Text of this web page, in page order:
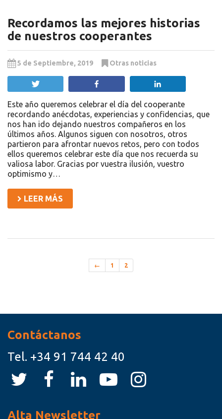
Recordamos las mejores historias
de nuestros cooperantes
5 de Septiembre, 2019 Otras noticias
Este año queremos celebrar el día del cooperante
recordando anécdotas, experiencias y confidencias, que
nos han ido dejando nuestros compañeros en los
últimos años. Algunos siguen con nosotros, otros
partieron para afrontar nuevos retos, pero con todos
ellos queremos celebrar este día que nos recuerda su
valiosa labor. Gracias por vuestra ilusión, vuestro
optimismo y…
LEER MÁS
← 1 2
Contáctanos
Tel. +34 91 744 42 40
Alta Newsletter